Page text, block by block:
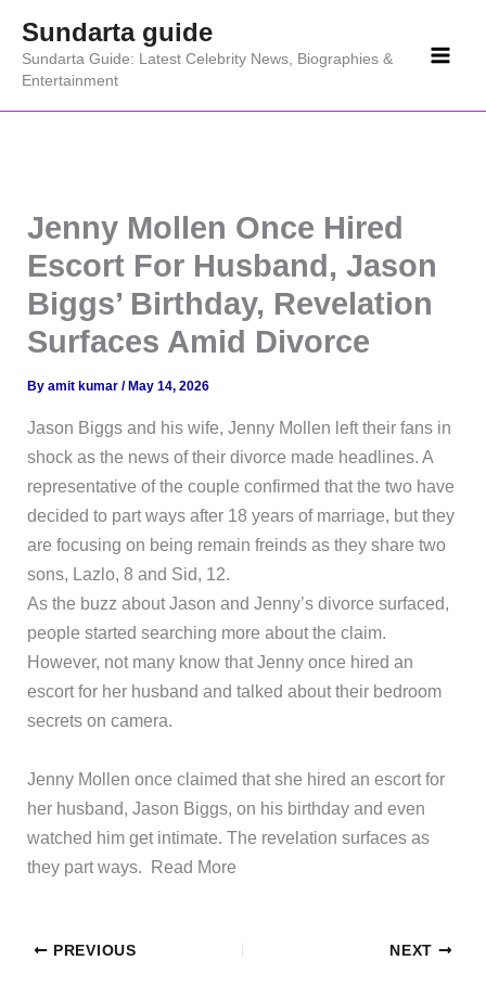
content
Sundarta guide
Sundarta Guide: Latest Celebrity News, Biographies &
Entertainment
Jenny Mollen Once Hired
Escort For Husband, Jason
Biggs’ Birthday, Revelation
Surfaces Amid Divorce
Byamit kumar/ May 14, 2026
Jason Biggs and his wife, Jenny Mollen left their fans in
shock as the news of their divorce made headlines. A
representative of the couple confirmed that the two have
decided to part ways after 18 years of marriage, but they
are focusing on being remain freinds as they share two
sons, Lazlo, 8 and Sid, 12.
As the buzz about Jason and Jenny’s divorce surfaced,
people started searching more about the claim.
However, not many know that Jenny once hired an
escort for her husband and talked about their bedroom
secrets on camera.
​Jenny Mollen once claimed that she hired an escort for
her husband, Jason Biggs, on his birthday and even
watched him get intimate. The revelation surfaces as
they part ways. ​Read More
PREVIOUS NEXT